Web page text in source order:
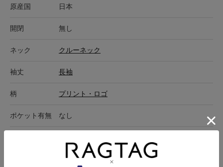
原産国 日本
開閉 無し
ネック クルーネック
袖丈 長袖
柄 プリント・ロゴ
ポケット有無 なし